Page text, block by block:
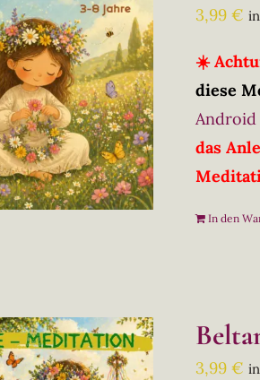
3,99€
☀️
diese
Android
das
In den
3,99€